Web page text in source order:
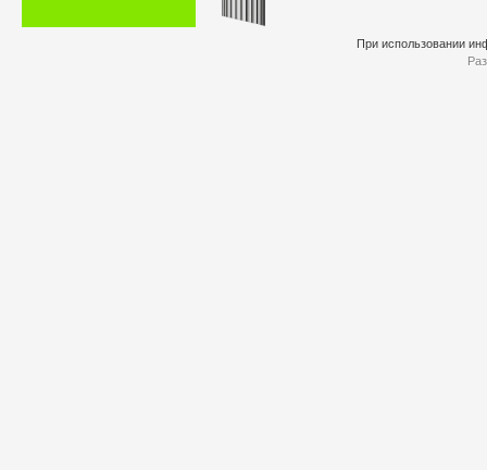
При использовании